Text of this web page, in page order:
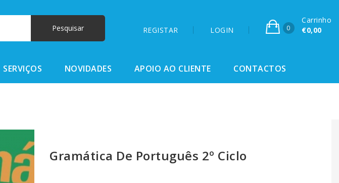
REGISTAR LOGIN 0
Carrinho
€0,00
SERVIÇOS NOVIDADES APOIO AO CLIENTE CONTACTOS
Gramática De Português 2º Ciclo